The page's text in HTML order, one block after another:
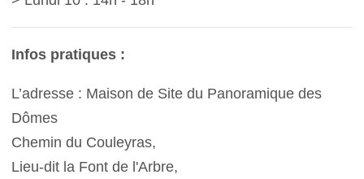
Infos pratiques :
L’adresse : Maison de Site du Panoramique des
Dômes
Chemin du Couleyras,
Lieu-dit la Font de l'Arbre,